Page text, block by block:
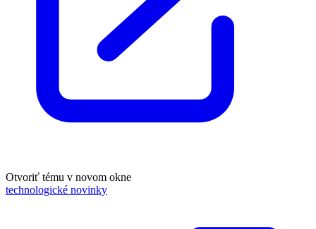
Otvoriť tému v novom okne
technologické novinky